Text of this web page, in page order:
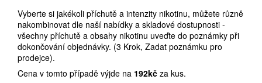
Vyberte si jakékoli příchutě a intenzity nikotinu, můžete různě
nakombinovat dle naší nabídky a skladové dostupnosti -
všechny příchutě a obsahy nikotinu uveďte do poznámky při
dokončování objednávky. (3 Krok, Zadat poznámku pro
prodejce).
Cena v tomto případě výjde na 192kč za kus.